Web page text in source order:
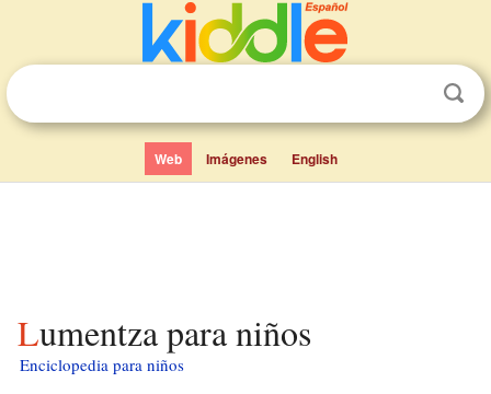
Web Imágenes English
Lumentza para niños
Enciclopedia para niños